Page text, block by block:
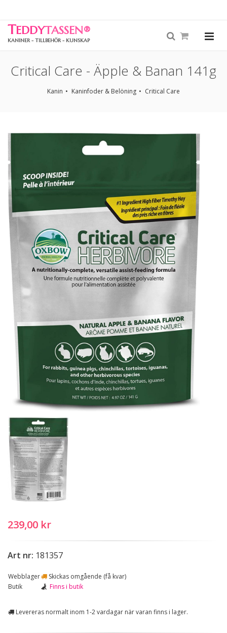
TEDDYTASSEN®
KANINER - TILLBEHÖR - KUNSKAP
Critical Care - Äpple & Banan 141g
Kanin Kaninfoder & Belöning Critical Care
239,00 kr
Art nr: 181357
Webblager
Skickas omgående (få kvar)
Butik
Finns i butik
Levereras normalt inom 1-2 vardagar när varan finns i lager.